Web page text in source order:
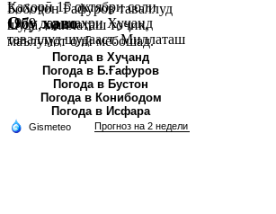
Қаҳорӣ 15 октябри соли
1979 дар шаҳри Хуҷанд
таваллуд шудааст. Миллаташ
тоҷик. Маълумот олӣ. Соли
2002 Донишгоҳи давлатии
Хуҷанд ба...
Бобоҷон Ғафуров таваллуд
шуда, миллаташ тоҷик,
маълумот олӣ мебошад.
Соли 1997 Донишг...
Обу хаво
Погода в Хуҷанд
Погода в Б.Ғафуров
Погода в Бустон
Погода в Конибодом
Погода в Исфара